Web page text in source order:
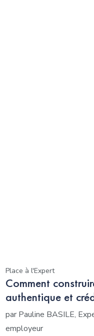
Place à l'Expert
Comment
authentique et
par Pauline BASILE,
employeur